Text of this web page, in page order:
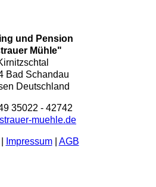
und Pension
Mühle"
Bad Schandau
Deutschland
35022 - 42742
muehle.de
Impressum| AGB